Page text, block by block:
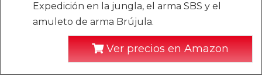
Expedición en la jungla, el arma SBS y el
amuleto de arma Brújula.
Ver precios en Amazon